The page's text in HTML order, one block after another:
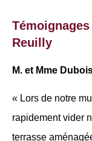
Reuilly
M. et Mme
« Lors de notre
rapidement vider
terrasse